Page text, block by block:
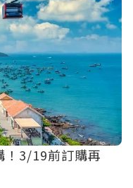
！3/19前訂購再